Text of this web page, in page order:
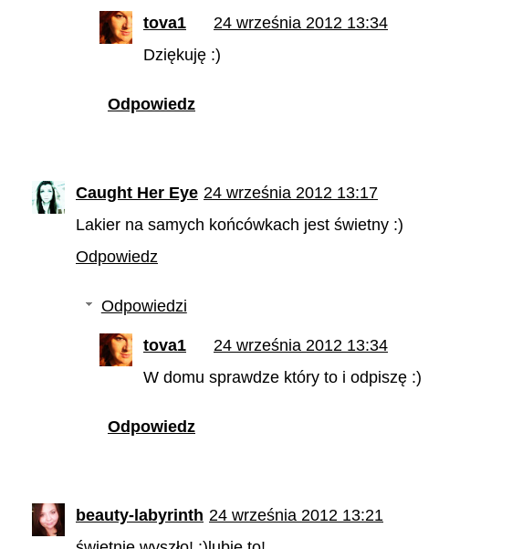
tova1
24 września 2012 13:34
Dziękuję :)
Odpowiedz
Caught Her Eye 24 września 2012 13:17
Lakier na samych końcówkach jest świetny :)
Odpowiedz
Odpowiedzi
tova1
24 września 2012 13:34
W domu sprawdze który to i odpiszę :)
Odpowiedz
beauty-labyrinth 24 września 2012 13:21